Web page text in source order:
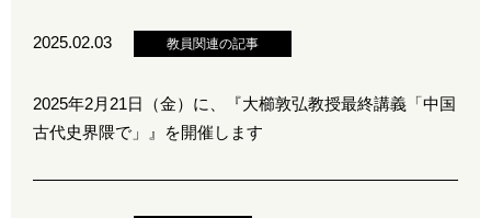
2025.02.03 教員関連の記事
2025年2月21日（金）に、『大櫛敦弘教授最終講義「中国
古代史界隈で」』を開催します